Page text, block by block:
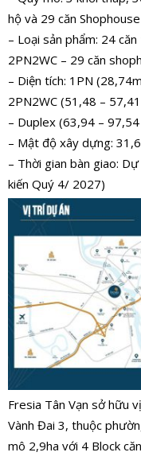
hộ và 29 căn Shophouse
– Loại sản phẩm: 24
2PN2WC – 29 căn
– Diện tích: 1PN
2PN2WC (51,48 –
– Duplex (63,94 – 97,54
– Mật độ xây dựng:
– Thời gian bàn giao:
kiến Quý 4/ 2027)
Fresia Tân Vạn sở hữu
Vành Đai 3, thuộc
mô 2,9ha với 4 Block